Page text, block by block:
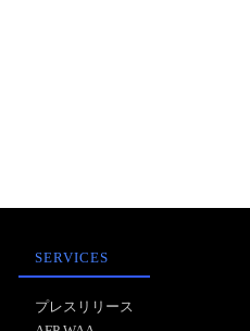
SERVICES
プレスリリース